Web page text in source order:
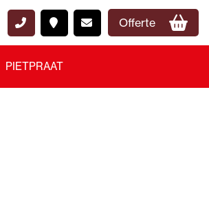
Offerte
PIETPRAAT